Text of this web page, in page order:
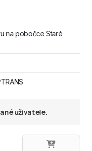
na pobočce Staré
uživatele.